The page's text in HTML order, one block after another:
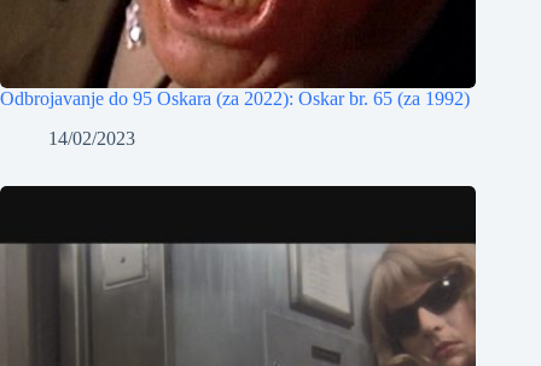
Odbrojavanje do 95 Oskara (za 2022): Oskar br. 65 (za 1992)
14/02/2023